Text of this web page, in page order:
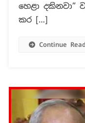
හෙළා
කර […]
Continue